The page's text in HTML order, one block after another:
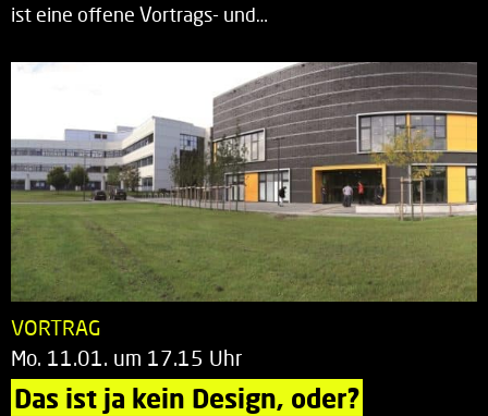
ist eine offene Vortrags- und…
VORTRAG
Mo. 11.01. um 17.15 Uhr
Das ist ja kein Design, oder?